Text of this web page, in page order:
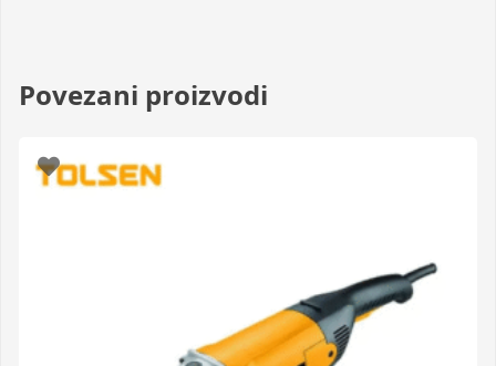
Povezani proizvodi